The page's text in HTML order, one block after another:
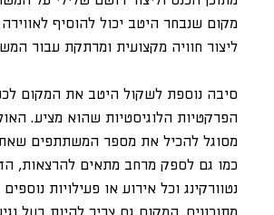
מקום שנבחר היטב יכול להוסיף לאווירה
ליצור חוויה מקצועית ומרתקת עבור
סיבה נוספת לשקול היטב את המקום
הפרקטיות הלוגיסטיות שהוא מציע.
מסוגל להכיל את מספר המשתתפים
כמו גם לספק מרחב מתאים להרצאות,
נטוורקינג וכל אירוע או פעילויות